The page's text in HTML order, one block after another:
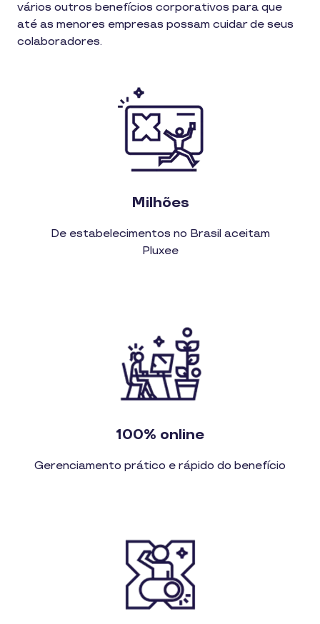
vários outros benefícios corporativos para que
até as menores empresas possam cuidar de seus
colaboradores.
Milhões
De estabelecimentos no Brasil aceitam
Pluxee
100% online
Gerenciamento prático e rápido do benefício